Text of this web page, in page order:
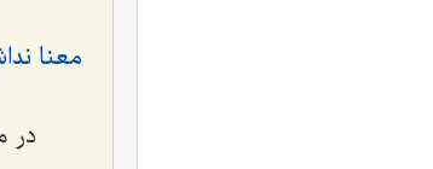
معنا
در